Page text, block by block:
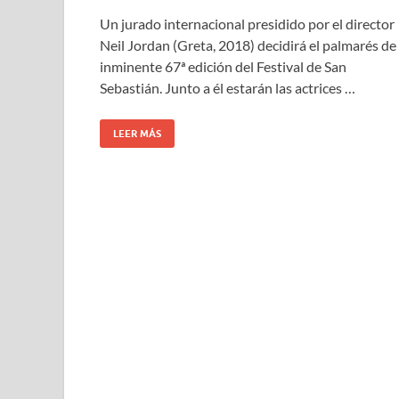
Un jurado internacional presidido por el director
Neil Jordan (Greta, 2018) decidirá el palmarés de
inminente 67ª edición del Festival de San
Sebastián. Junto a él estarán las actrices …
LEER MÁS